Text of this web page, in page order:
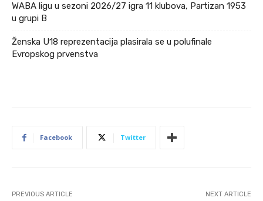
WABA ligu u sezoni 2026/27 igra 11 klubova, Partizan 1953
u grupi B
Ženska U18 reprezentacija plasirala se u polufinale
Evropskog prvenstva
Facebook Twitter
PREVIOUS ARTICLE NEXT ARTICLE